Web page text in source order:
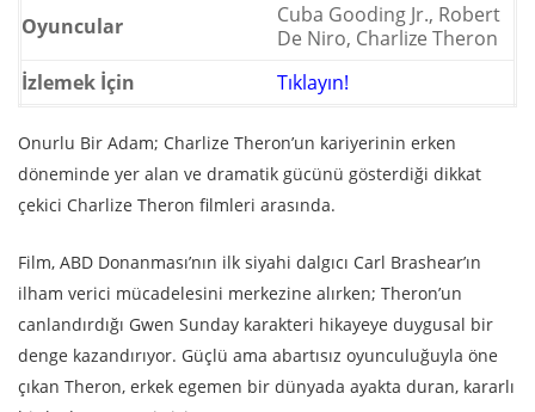
Oyuncular
Cuba Gooding Jr., Robert
De Niro, Charlize Theron
İzlemek İçin
Tıklayın!
Onurlu Bir Adam; Charlize Theron’un kariyerinin erken
döneminde yer alan ve dramatik gücünü gösterdiği dikkat
çekici Charlize Theron filmleri arasında.
Film, ABD Donanması’nın ilk siyahi dalgıcı Carl Brashear’ın
ilham verici mücadelesini merkezine alırken; Theron’un
canlandırdığı Gwen Sunday karakteri hikayeye duygusal bir
denge kazandırıyor. Güçlü ama abartısız oyunculuğuyla öne
çıkan Theron, erkek egemen bir dünyada ayakta duran, kararlı